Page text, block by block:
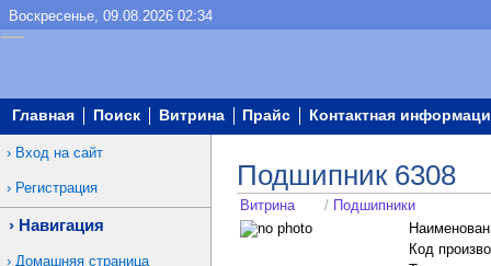
Воскресенье, 09.08.2026 02:34
Главная Поиск Витрина Прайс Контактная
Вход на сайт
Регистрация
Навигация
Домашняя страница
Подшипник 6308
Витрина / Подшипники
Код